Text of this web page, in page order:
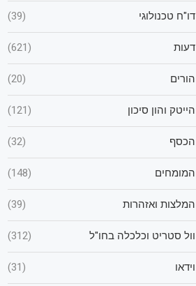
דו"ח טכנולוגי (39)
דעות (621)
הורים (20)
הייטק והון סיכון (121)
הכסף (32)
המומחים (148)
המלצות ואזהרות (39)
וול סטריט וכלכלה בחו"ל (312)
וידאו (31)